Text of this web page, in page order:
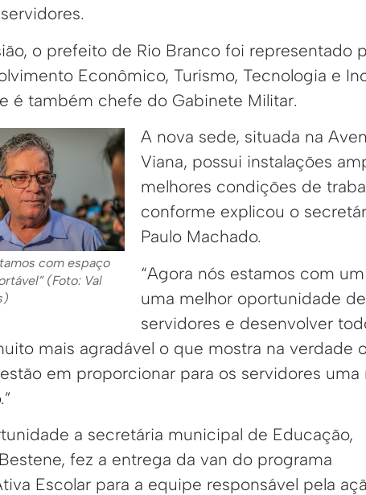
o prefeito de Rio Branco foi representado
Econômico, Turismo, Tecnologia e
é também chefe do Gabinete Militar.
com espaço
(Foto: Val
A nova sede, situada na
Viana, possui instalações
melhores condições de
conforme explicou o
Paulo Machado.
“Agora nós estamos com
uma melhor oportunidade
servidores e desenvolver
mais agradável o que mostra na verdade
em proporcionar para os servidores
a secretária municipal de Educação,
fez a entrega da van do programa
Escolar para a equipe responsável pela